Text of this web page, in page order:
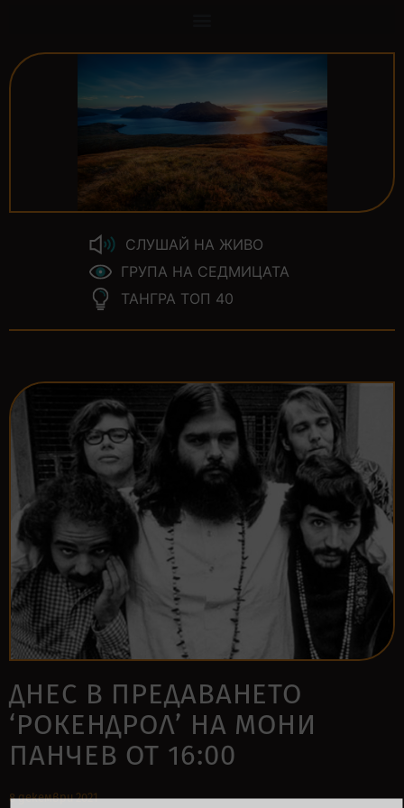
СЛУШАЙ НА ЖИВО
ГРУПА НА СЕДМИЦАТА
ТАНГРА ТОП 40
ДНЕС В ПРЕДАВАНЕТО
‘РОКЕНДРОЛ’ НА МОНИ
ПАНЧЕВ ОТ 16:00
8 декември 2021